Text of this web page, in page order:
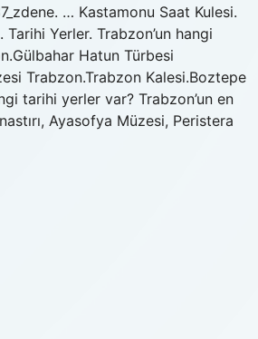
… Kastamonu Saat Kulesi.
Yerler. Trabzon’un hangi
Hatun Türbesi
Trabzon.Trabzon Kalesi.Boztepe
tarihi yerler var? Trabzon’un en
Ayasofya Müzesi, Peristera